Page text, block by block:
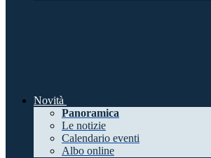
Novità
Panoramica
Le notizie
Calendario eventi
Albo online